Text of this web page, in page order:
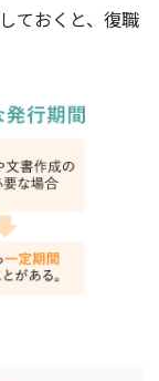
ておくと、復職